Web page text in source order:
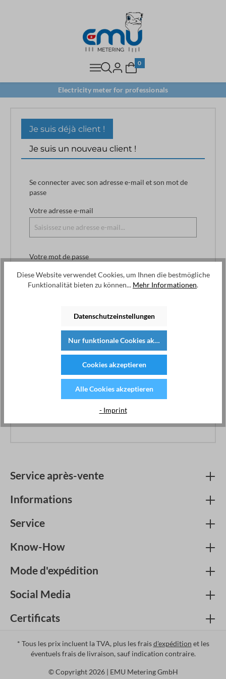
0
Electricity meter for professionals
Je suis déjà client !
Je suis un nouveau client !
Se connecter avec son adresse e-mail et son mot de
passe
Votre adresse e-mail
Votre mot de passe
Avantages d'une inscription :
Enregistrez vos données et vos paramétrages.
Aperçu de la commande et informations sur
l'expédition
Gérer votre abonnement à la newsletter
Service après-vente
Informations
Service
Know-How
Mode d'expédition
Social Media
Certificats
* Tous les prix incluent la TVA, plus les fraisd'expédition et les
éventuels frais de livraison, sauf indication contraire.
© Copyright 2026 | EMU Metering GmbH
Diese Website verwendet Cookies, um Ihnen die bestmögliche
Funktionalität bieten zu können... Mehr Informationen.
Datenschutzeinstellungen
Nur funktionale Cookies akzeptieren
Cookies akzeptieren
Alle Cookies akzeptieren
- Imprint